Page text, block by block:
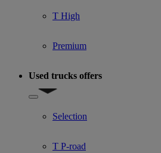
T High
Premium
Used trucks offers
Show submenu for Used trucks offers
Selection
T P-road